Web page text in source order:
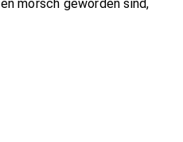
morsch geworden sind,